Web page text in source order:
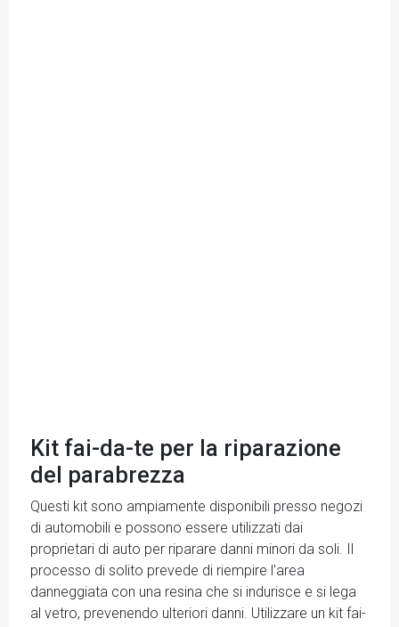
Kit fai-da-te per la riparazione
del parabrezza
Questi kit sono ampiamente disponibili presso negozi
di automobili e possono essere utilizzati dai
proprietari di auto per riparare danni minori da soli. Il
processo di solito prevede di riempire l'area
danneggiata con una resina che si indurisce e si lega
al vetro, prevenendo ulteriori danni. Utilizzare un kit fai-